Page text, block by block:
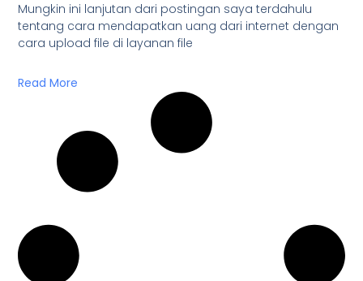
Mungkin ini lanjutan dari postingan saya terdahulu
tentang cara mendapatkan uang dari internet dengan
cara upload file di layanan file
Read More